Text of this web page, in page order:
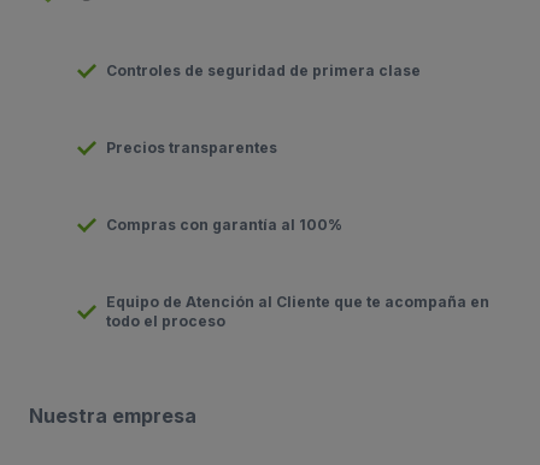
Controles de seguridad de primera clase
Precios transparentes
Compras con garantía al 100%
Equipo de Atención al Cliente que te acompaña en
todo el proceso
Nuestra empresa